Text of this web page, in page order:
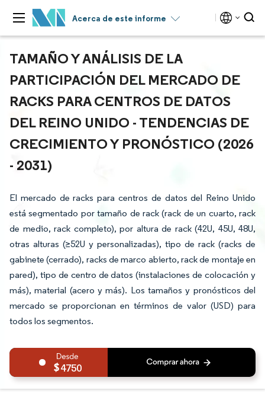
Acerca de este informe
TAMAÑO Y ANÁLISIS DE LA
PARTICIPACIÓN DEL MERCADO DE
RACKS PARA CENTROS DE DATOS
DEL REINO UNIDO - TENDENCIAS DE
CRECIMIENTO Y PRONÓSTICO (2026
- 2031)
El mercado de racks para centros de datos del Reino Unido
está segmentado por tamaño de rack (rack de un cuarto, rack
de medio, rack completo), por altura de rack (42U, 45U, 48U,
otras alturas (≥52U y personalizadas), tipo de rack (racks de
gabinete (cerrado), racks de marco abierto, rack de montaje en
pared), tipo de centro de datos (instalaciones de colocación y
más), material (acero y más). Los tamaños y pronósticos del
mercado se proporcionan en términos de valor (USD) para
todos los segmentos.
4750